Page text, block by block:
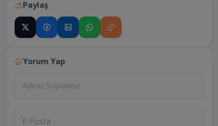
Paylaş
Yorum Yap